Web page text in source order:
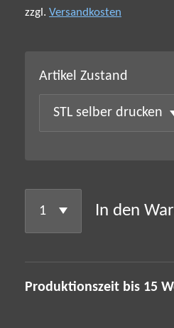
zzgl. Versandkosten
Artikel Zustand
In den
Produktionszeit bis 15